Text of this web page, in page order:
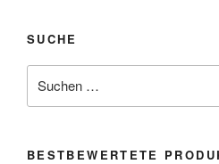
Die
können
der
SUCHE
nach:
BESTBEWERTETE